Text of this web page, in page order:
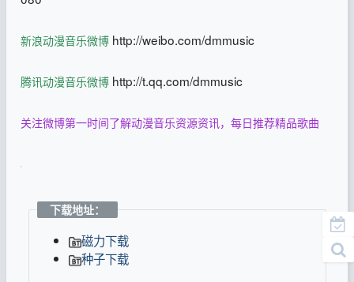
新浪动漫音乐微博 http://weibo.com/dmmusic
腾讯动漫音乐微博 http://t.qq.com/dmmusic
关注微博第一时间了解动漫音乐资源资讯，每日推荐精品歌曲
下载地址：
磁力下载
种子下载